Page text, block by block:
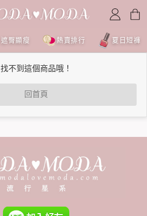
遮臀顯瘦 熱賣排行 夏日短褲
找不到這個商品哦！
回首頁